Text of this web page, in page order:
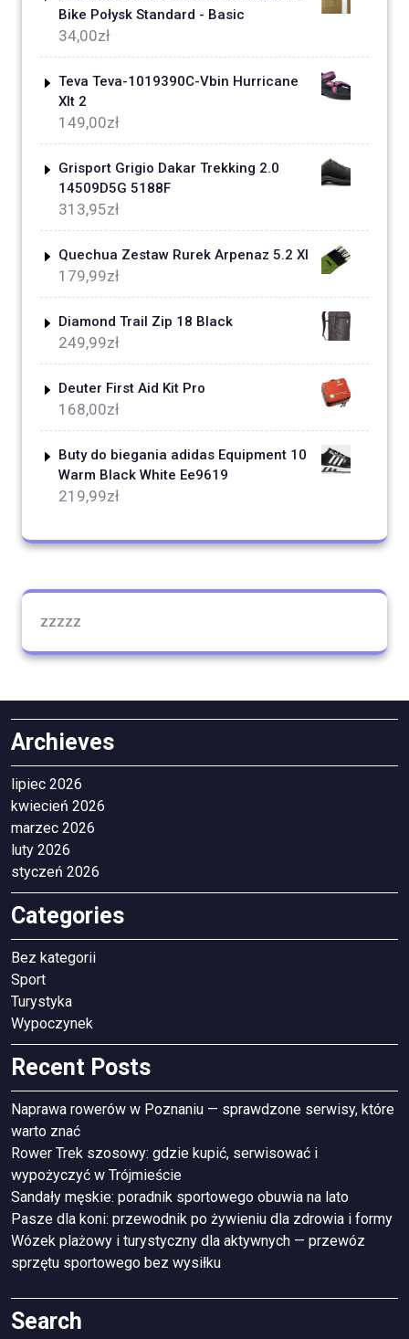
Bike Połysk Standard - Basic
34,00zł
Teva Teva-1019390C-Vbin Hurricane
Xlt 2
149,00zł
Grisport Grigio Dakar Trekking 2.0
14509D5G 5188F
313,95zł
Quechua Zestaw Rurek Arpenaz 5.2 Xl
179,99zł
Diamond Trail Zip 18 Black
249,99zł
Deuter First Aid Kit Pro
168,00zł
Buty do biegania adidas Equipment 10
Warm Black White Ee9619
219,99zł
zzzzz
Archieves
lipiec 2026
kwiecień 2026
marzec 2026
luty 2026
styczeń 2026
Categories
Bez kategorii
Sport
Turystyka
Wypoczynek
Recent Posts
Naprawa rowerów w Poznaniu — sprawdzone serwisy, które
warto znać
Rower Trek szosowy: gdzie kupić, serwisować i
wypożyczyć w Trójmieście
Sandały męskie: poradnik sportowego obuwia na lato
Pasze dla koni: przewodnik po żywieniu dla zdrowia i formy
Wózek plażowy i turystyczny dla aktywnych — przewóz
sprzętu sportowego bez wysiłku
Search